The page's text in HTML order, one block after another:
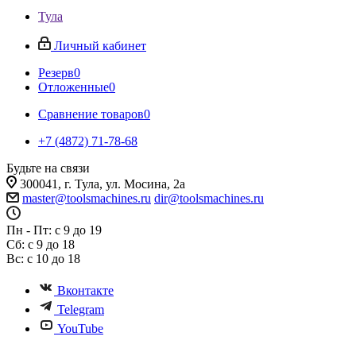
Тула
Личный кабинет
Резерв0
Отложенные0
Сравнение товаров0
+7 (4872) 71-78-68
Будьте на связи
300041, г. Тула, ул. Мосина, 2а
master@toolsmachines.ru dir@toolsmachines.ru
Пн - Пт: с 9 до 19
Сб: с 9 до 18
Вс: с 10 до 18
Вконтакте
Telegram
YouTube